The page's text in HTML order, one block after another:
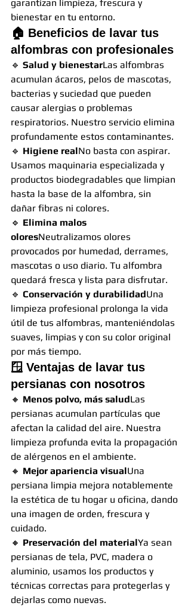
garantizan limpieza, frescura y
bienestar en tu entorno.
🏠 Beneficios de lavar tus
alfombras con profesionales
🔹 Salud y bienestarLas alfombras
acumulan ácaros, pelos de mascotas,
bacterias y suciedad que pueden
causar alergias o problemas
respiratorios. Nuestro servicio elimina
profundamente estos contaminantes.
🔹 Higiene realNo basta con aspirar.
Usamos maquinaria especializada y
productos biodegradables que limpian
hasta la base de la alfombra, sin
dañar fibras ni colores.
🔹 Elimina malos
oloresNeutralizamos olores
provocados por humedad, derrames,
mascotas o uso diario. Tu alfombra
quedará fresca y lista para disfrutar.
🔹 Conservación y durabilidadUna
limpieza profesional prolonga la vida
útil de tus alfombras, manteniéndolas
suaves, limpias y con su color original
por más tiempo.
🪟 Ventajas de lavar tus
persianas con nosotros
🔸 Menos polvo, más saludLas
persianas acumulan partículas que
afectan la calidad del aire. Nuestra
limpieza profunda evita la propagación
de alérgenos en el ambiente.
🔸 Mejor apariencia visualUna
persiana limpia mejora notablemente
la estética de tu hogar u oficina, dando
una imagen de orden, frescura y
cuidado.
🔸 Preservación del materialYa sean
persianas de tela, PVC, madera o
aluminio, usamos los productos y
técnicas correctas para protegerlas y
dejarlas como nuevas.